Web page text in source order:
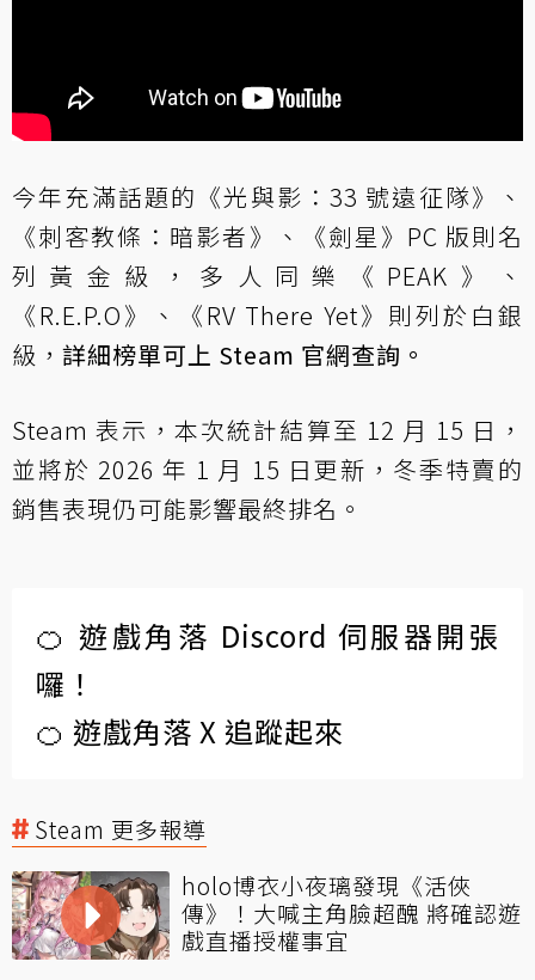
今年充滿話題的《光與影：33 號遠征隊》、
《刺客教條：暗影者》、《劍星》PC 版則名
列黃金級，多人同樂《PEAK》、
《R.E.P.O》、《RV There Yet》則列於白銀
級， 詳細榜單可上 Steam 官網查詢。
Steam 表示，本次統計結算至 12 月 15 日，
並將於 2026 年 1 月 15 日更新，冬季特賣的
銷售表現仍可能影響最終排名。
🍊 遊戲角落 Discord 伺服器開張
囉！
🍊 遊戲角落 X 追蹤起來
Steam 更多報導
holo博衣小夜璃發現《活俠
傳》！大喊主角臉超醜 將確認遊
戲直播授權事宜